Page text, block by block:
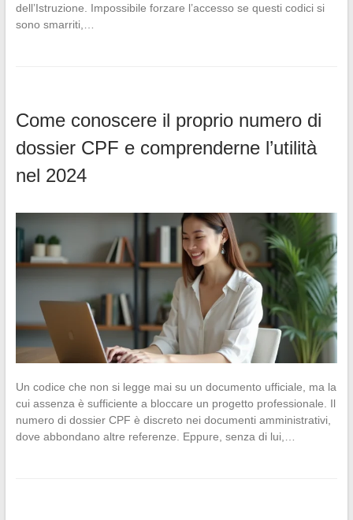
dell’Istruzione. Impossibile forzare l’accesso se questi codici si
sono smarriti,…
Come conoscere il proprio numero di
dossier CPF e comprenderne l’utilità
nel 2024
Un codice che non si legge mai su un documento ufficiale, ma la
cui assenza è sufficiente a bloccare un progetto professionale. Il
numero di dossier CPF è discreto nei documenti amministrativi,
dove abbondano altre referenze. Eppure, senza di lui,…